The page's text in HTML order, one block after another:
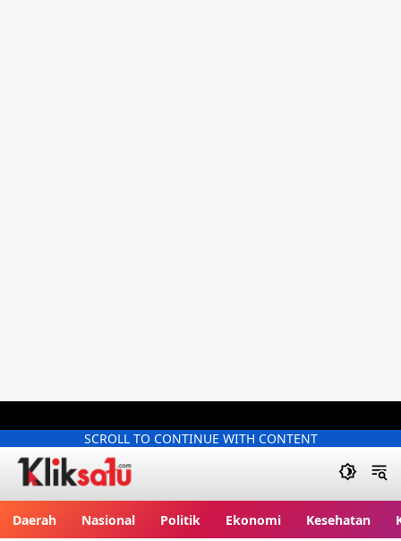
SCROLL TO CONTINUE WITH CONTENT
Daerah Nasional Politik Ekonomi Kesehatan